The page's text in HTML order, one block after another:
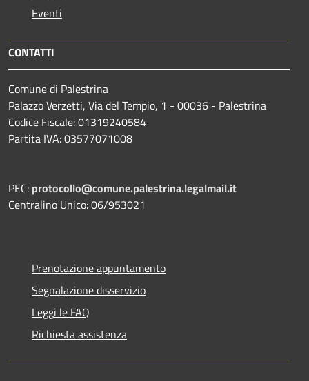
Eventi
CONTATTI
Comune di Palestrina
Palazzo Verzetti, Via del Tempio, 1 - 00036 - Palestrina
Codice Fiscale: 01319240584
Partita IVA: 03577071008
PEC: protocollo@comune.palestrina.legalmail.it
Centralino Unico: 06/953021
Prenotazione appuntamento
Segnalazione disservizio
Leggi le FAQ
Richiesta assistenza